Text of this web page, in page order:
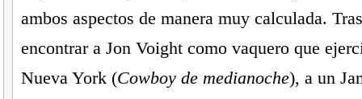
ambos aspectos de manera muy calculada.
encontrar a Jon Voight como vaquero que
Nueva York (Cowboy de medianoche), a un